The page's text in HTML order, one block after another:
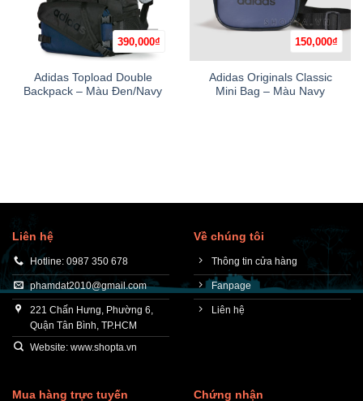
390,000₫
Adidas Topload Double
Backpack – Màu Đen/Navy
150,000₫
Adidas Originals Classic
Mini Bag – Màu Navy
Liên hệ
Hotline: 0987 350 678
phamdat2010@gmail.com
221 Chấn Hưng, Phường 6,
Quận Tân Bình, TP.HCM
Website: www.shopta.vn
Về chúng tôi
Thông tin cửa hàng
Fanpage
Liên hệ
Mua hàng trực tuyến Chứng nhận